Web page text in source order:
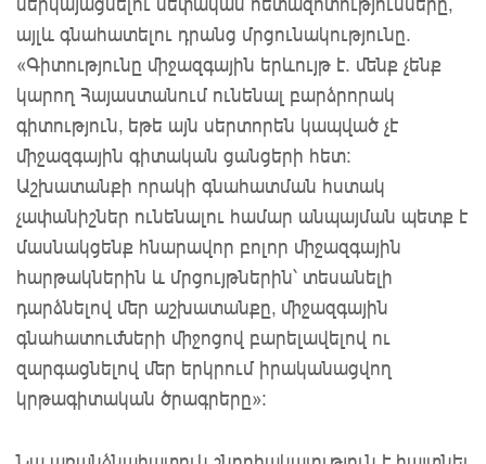
այլև գնահատելու դրանց մրցունակությունը․
«Գիտությունը միջազգային երևույթ է. մենք չենք
կարող Հայաստանում ունենալ բարձրորակ
գիտություն, եթե այն սերտորեն կապված չէ
միջազգային գիտական ցանցերի հետ։
Աշխատանքի որակի գնահատման հստակ
չափանիշներ ունենալու համար անպայման պետք է
մասնակցենք հնարավոր բոլոր միջազգային
հարթակներին և մրցույթներին՝ տեսանելի
դարձնելով մեր աշխատանքը, միջազգային
գնահատումների միջոցով բարելավելով ու
զարգացնելով մեր երկրում իրականացվող
կրթագիտական ծրագրերը»։